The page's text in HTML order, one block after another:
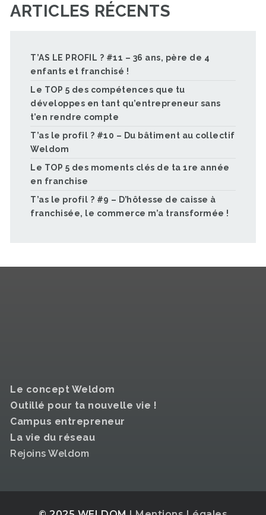
ARTICLES RÉCENTS
T’AS LE PROFIL ? #11 – 36 ans, père de 4
enfants et franchisé !
Le TOP 5 des compétences que tu
développes en tant qu’entrepreneur sans
t’en rendre compte
T’as le profil ? #10 – Du bâtiment au collectif
Weldom
Le TOP 5 des moments clés de ta 1re année
en franchise
T’as le profil ? #9 – D’hôtesse de caisse à
franchisée, le commerce m’a transformée !
Le concept Weldom
Outillé pour ta nouvelle vie !
Campus entrepreneur
La vie du réseau
Rejoins Weldom